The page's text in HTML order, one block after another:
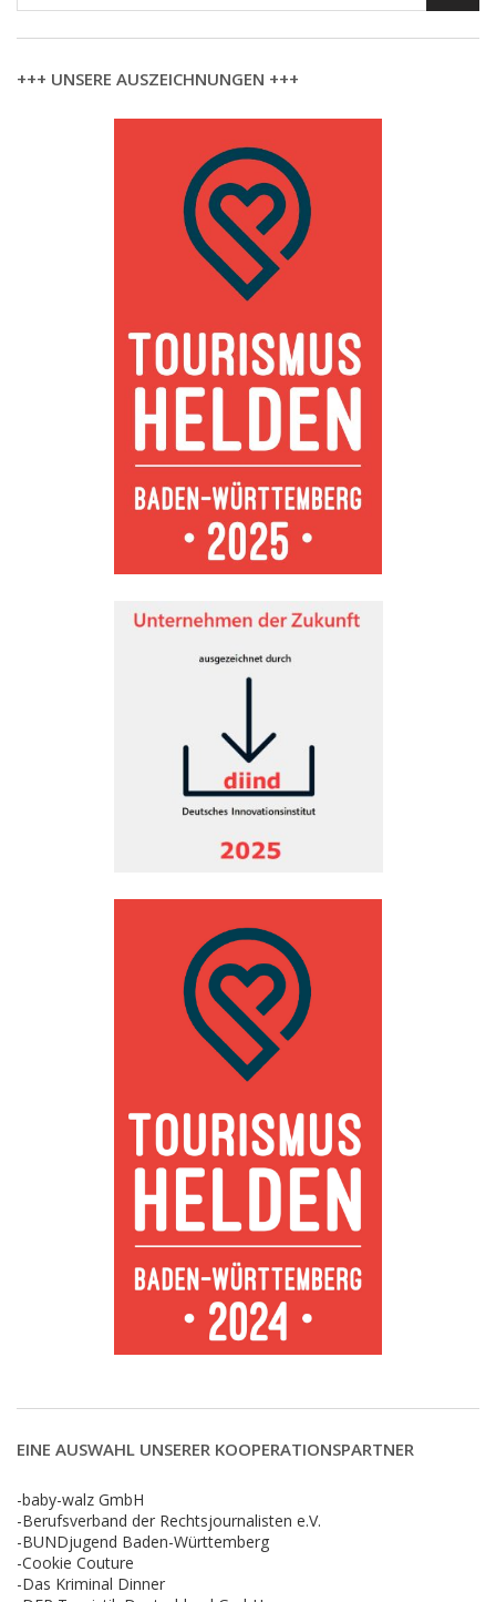
+++ UNSERE AUSZEICHNUNGEN +++
EINE AUSWAHL UNSERER KOOPERATIONSPARTNER
-baby-walz GmbH
-Berufsverband der Rechtsjournalisten e.V.
-BUNDjugend Baden-Württemberg
-Cookie Couture
-Das Kriminal Dinner